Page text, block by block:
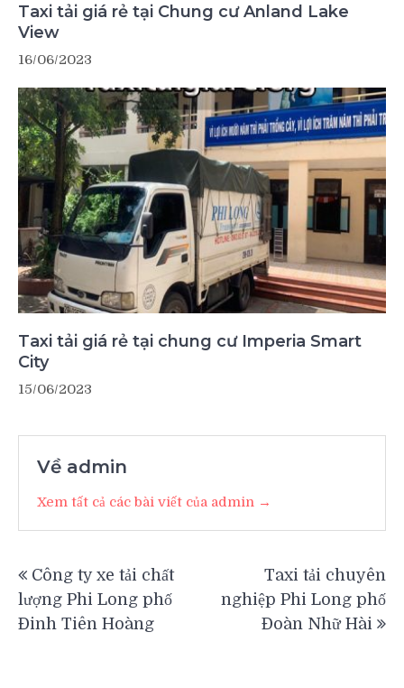
Taxi tải giá rẻ tại Chung cư Anland Lake
View
16/06/2023
Taxi tải giá rẻ tại chung cư Imperia Smart
City
15/06/2023
Về admin
Xem tất cả các bài viết của admin →
hướng
bài
Công ty xe tải chất
lượng Phi Long phố
Đinh Tiên Hoàng
Taxi tải chuyên
nghiệp Phi Long phố
Đoàn Nhữ Hài